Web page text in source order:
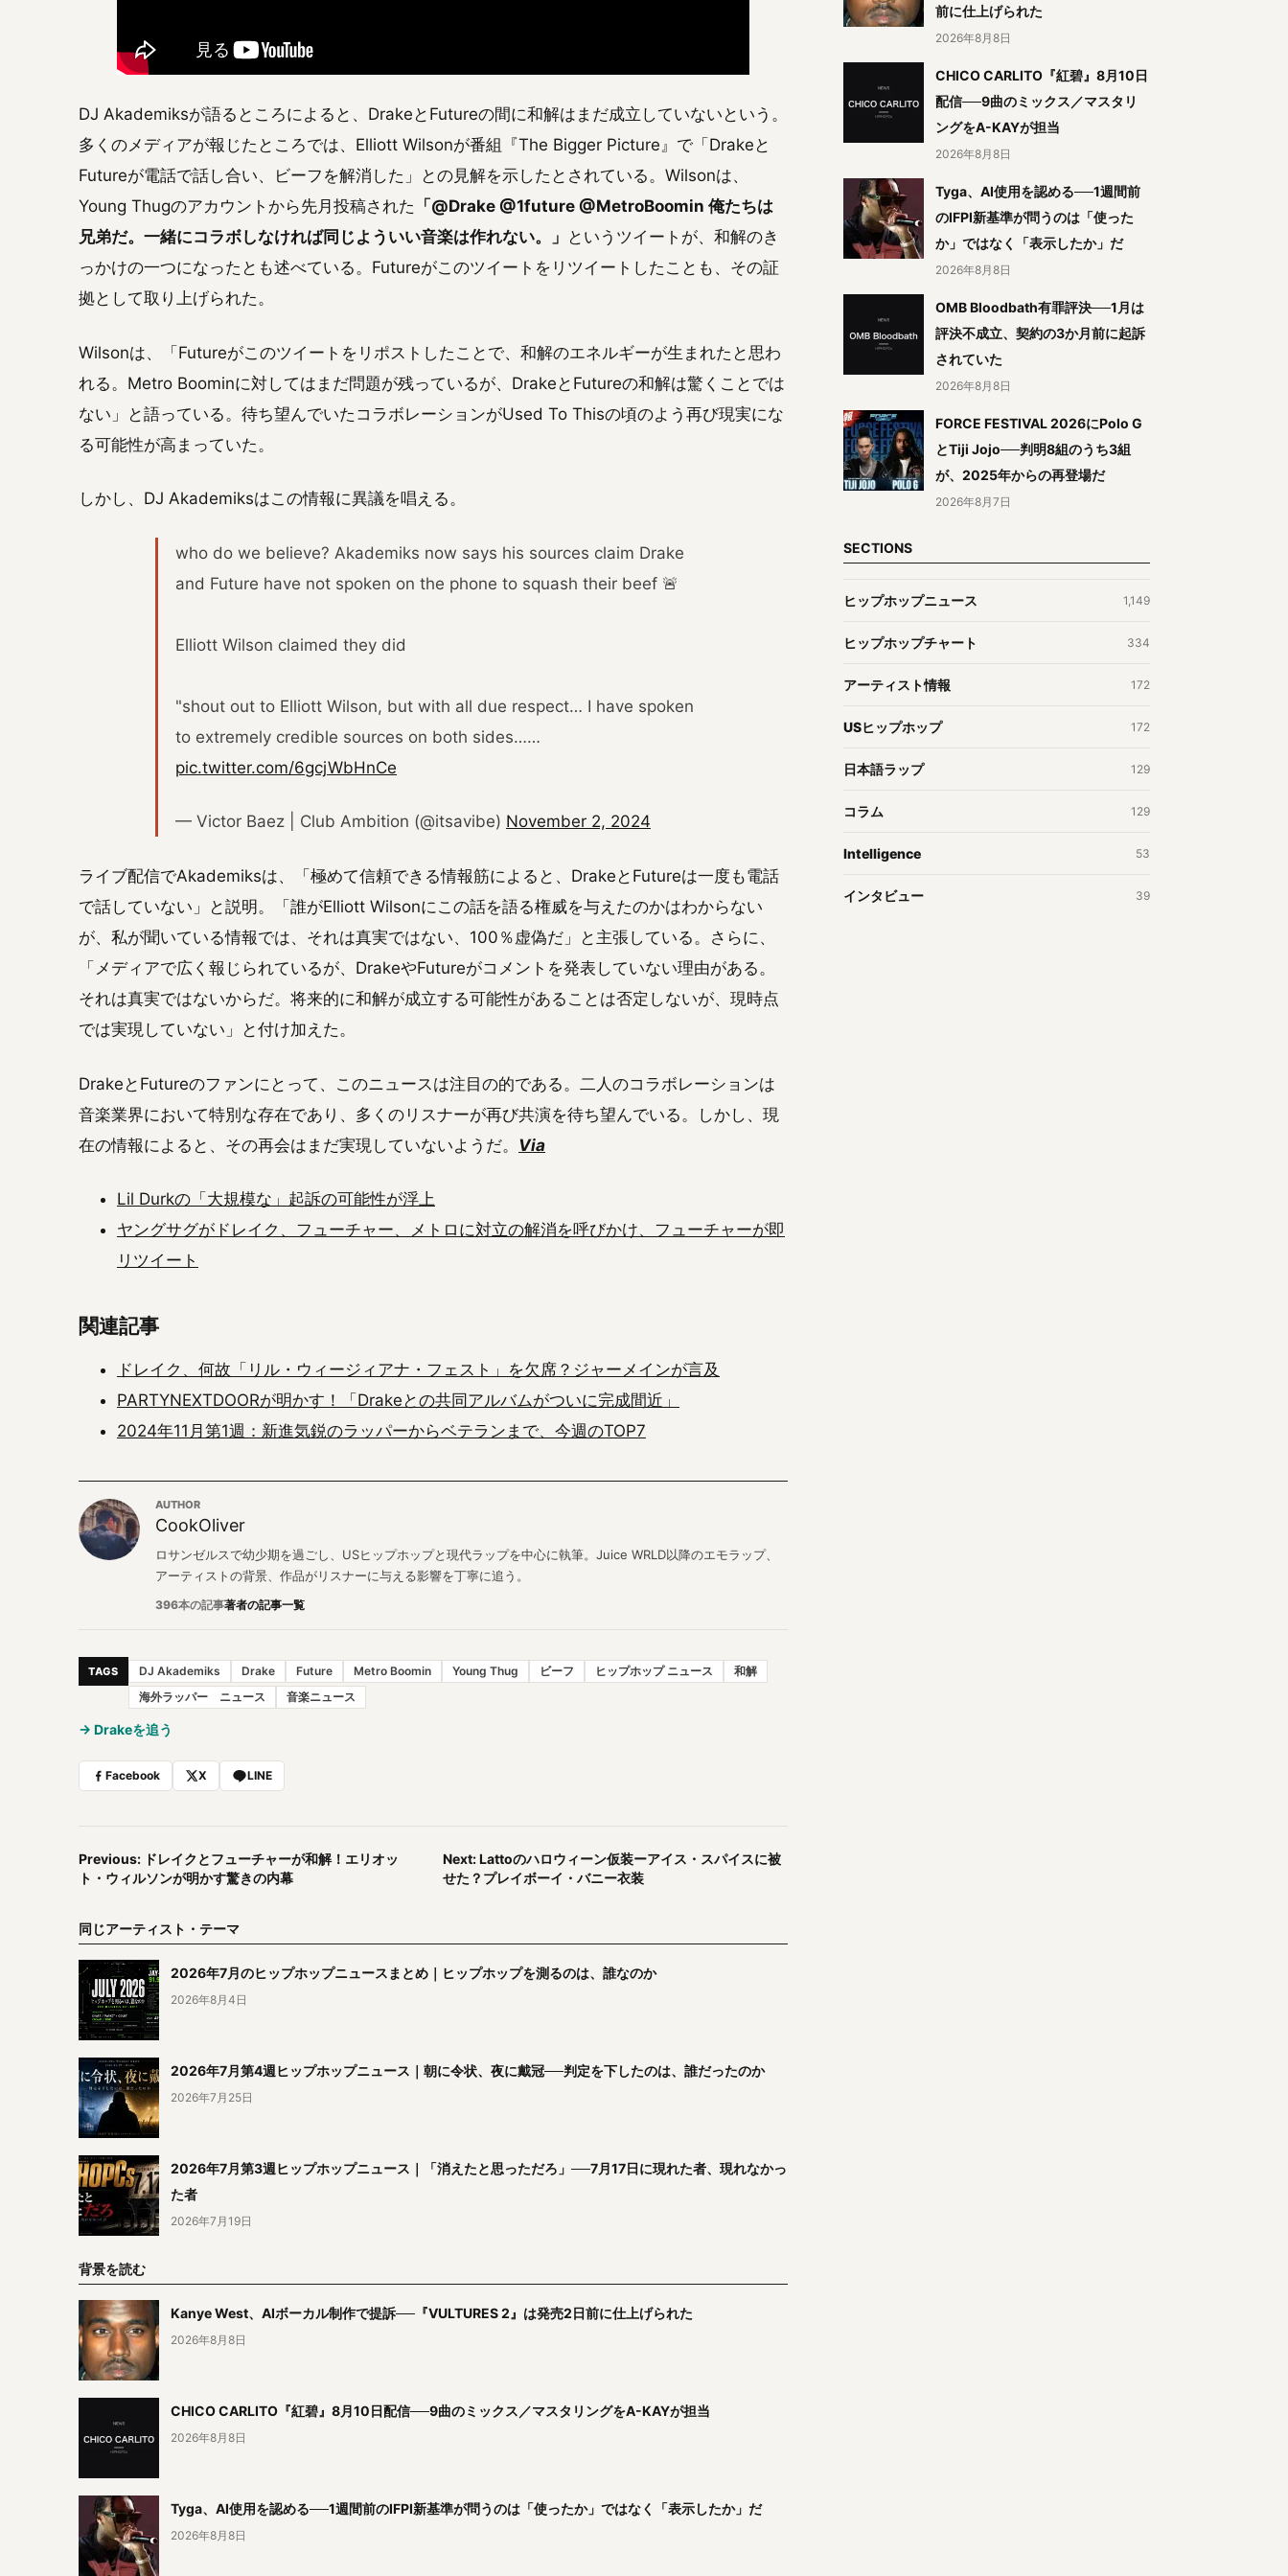
DJ Akademiksが語るところによると、DrakeとFutureの間に和解はまだ成立していないという。
多くのメディアが報じたところでは、Elliott Wilsonが番組『The Bigger Picture』で「Drakeと
Futureが電話で話し合い、ビーフを解消した」との見解を示したとされている。Wilsonは、
Young Thugのアカウントから先月投稿された 「@Drake @1future @MetroBoomin 俺たちは
兄弟だ。一緒にコラボしなければ同じよういい音楽は作れない。」 というツイートが、和解のき
っかけの一つになったとも述べている。Futureがこのツイートをリツイートしたことも、その証
拠として取り上げられた。
Wilsonは、「Futureがこのツイートをリポストしたことで、和解のエネルギーが生まれたと思わ
れる。Metro Boominに対してはまだ問題が残っているが、DrakeとFutureの和解は驚くことでは
ない」と語っている。待ち望んでいたコラボレーションがUsed To Thisの頃のよう再び現実にな
る可能性が高まっていた。
しかし、DJ Akademiksはこの情報に異議を唱える。
who do we believe? Akademiks now says his sources claim Drake
and Future have not spoken on the phone to squash their beef 🚨
Elliott Wilson claimed they did
"shout out to Elliott Wilson, but with all due respect… I have spoken
to extremely credible sources on both sides……
pic.twitter.com/6gcjWbHnCe
— Victor Baez | Club Ambition (@itsavibe) November 2, 2024
ライブ配信でAkademiksは、「極めて信頼できる情報筋によると、DrakeとFutureは一度も電話
で話していない」と説明。「誰がElliott Wilsonにこの話を語る権威を与えたのかはわからない
が、私が聞いている情報では、それは真実ではない、100％虚偽だ」と主張している。さらに、
「メディアで広く報じられているが、DrakeやFutureがコメントを発表していない理由がある。
それは真実ではないからだ。将来的に和解が成立する可能性があることは否定しないが、現時点
では実現していない」と付け加えた。
DrakeとFutureのファンにとって、このニュースは注目の的である。二人のコラボレーションは
音楽業界において特別な存在であり、多くのリスナーが再び共演を待ち望んでいる。しかし、現
在の情報によると、その再会はまだ実現していないようだ。 Via
Lil Durkの「大規模な」起訴の可能性が浮上
ヤングサグがドレイク、フューチャー、メトロに対立の解消を呼びかけ、フューチャーが即
リツイート
関連記事
ドレイク、何故「リル・ウィージィアナ・フェスト」を欠席？ジャーメインが言及
PARTYNEXTDOORが明かす！「Drakeとの共同アルバムがついに完成間近」
2024年11月第1週：新進気鋭のラッパーからベテランまで、今週のTOP7
AUTHOR
CookOliver
ロサンゼルスで幼少期を過ごし、USヒップホップと現代ラップを中心に執筆。Juice WRLD以降のエモラップ、
アーティストの背景、作品がリスナーに与える影響を丁寧に追う。
396本の記事著者の記事一覧
TAGS DJ Akademiks Drake Future Metro Boomin Young Thug ビーフ ヒップホップ ニュース
和解
海外ラッパー ニュース
音楽ニュース
→ Drakeを追う
Facebook X LINE
Previous: ドレイクとフューチャーが和解！エリオッ
ト・ウィルソンが明かす驚きの内幕
Next: Lattoのハロウィーン仮装ーアイス・スパイスに被
せた？プレイボーイ・バニー衣装
同じアーティスト・テーマ
2026年7月のヒップホップニュースまとめ｜ヒップホップを測るのは、誰なのか
2026年8月4日
2026年7月第4週ヒップホップニュース｜朝に令状、夜に戴冠──判定を下したのは、誰だったのか
2026年7月25日
2026年7月第3週ヒップホップニュース｜「消えたと思っただろ」──7月17日に現れた者、現れなかっ
た者
2026年7月19日
背景を読む
Kanye West、AIボーカル制作で提訴──『VULTURES 2』は発売2日前に仕上げられた
2026年8月8日
CHICO CARLITO『紅碧』8月10日配信──9曲のミックス／マスタリングをA-KAYが担当
2026年8月8日
Tyga、AI使用を認める──1週間前のIFPI新基準が問うのは「使ったか」ではなく「表示したか」だ
2026年8月8日
前に仕上げられた
2026年8月8日
CHICO CARLITO『紅碧』8月10日
配信──9曲のミックス／マスタリ
ングをA-KAYが担当
2026年8月8日
Tyga、AI使用を認める──1週間前
のIFPI新基準が問うのは「使った
か」ではなく「表示したか」だ
2026年8月8日
OMB Bloodbath有罪評決──1月は
評決不成立、契約の3か月前に起訴
されていた
2026年8月8日
FORCE FESTIVAL 2026にPolo G
とTiji Jojo──判明8組のうち3組
が、2025年からの再登場だ
2026年8月7日
SECTIONS
ヒップホップニュース 1,149
ヒップホップチャート 334
アーティスト情報 172
USヒップホップ 172
日本語ラップ 129
コラム 129
Intelligence 53
インタビュー 39